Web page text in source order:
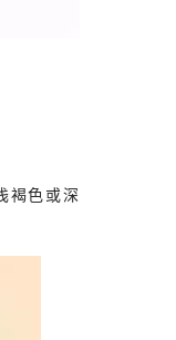
褐色或深